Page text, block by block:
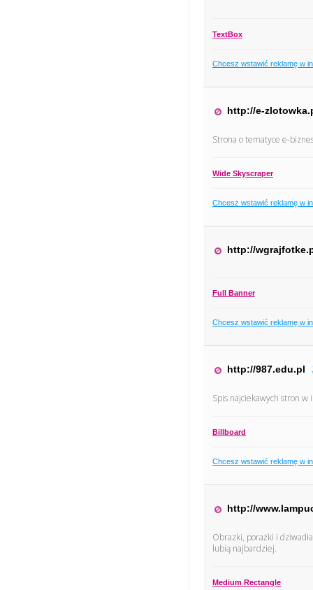
TextBox
Chcesz wstawić reklamę w
http://e-
Strona o tematyce e-
Wide Skyscraper
Chcesz wstawić reklamę w
http://
Full Banner
Chcesz wstawić reklamę w
http://987.edu.pl
Spis najciekawych stron w
Billboard
Chcesz wstawić reklamę w
http://
Obrazki, porażki i
lubią najbardziej.
Medium Rectangle